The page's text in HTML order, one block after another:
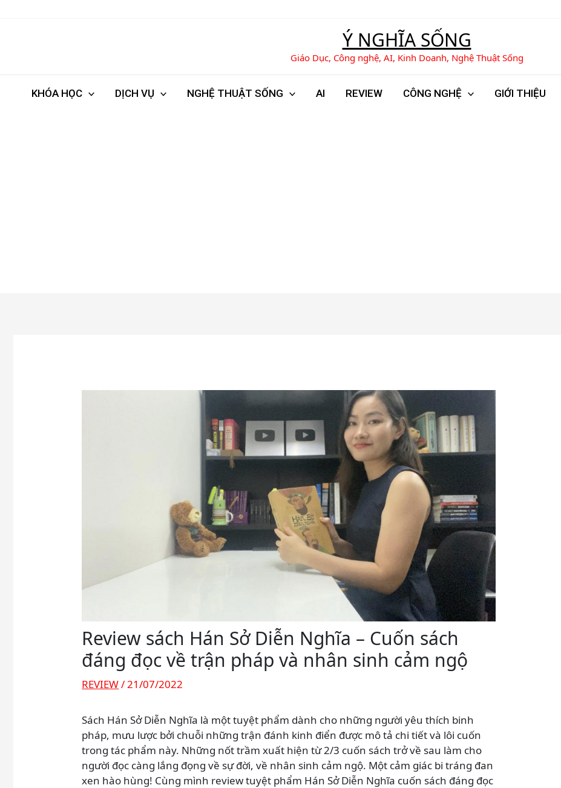
Ý NGHĨA SỐNG
Giáo Dục, Công nghệ, AI, Kinh Doanh, Nghệ Thuật Sống
KHÓA HỌC DỊCH VỤ NGHỆ THUẬT SỐNG AI REVIEW CÔNG NGHỆ GIỚI THIỆU
Review sách Hán Sở Diễn Nghĩa – Cuốn sách
đáng đọc về trận pháp và nhân sinh cảm ngộ
REVIEW/21/07/2022
Sách Hán Sở Diễn Nghĩa là một tuyệt phẩm dành cho những người yêu thích binh
pháp, mưu lược bởi chuỗi những trận đánh kinh điển được mô tả chi tiết và lôi cuốn
trong tác phẩm này. Những nốt trầm xuất hiện từ 2/3 cuốn sách trở về sau làm cho
người đọc càng lắng đọng về sự đời, về nhân sinh cảm ngộ. Một cảm giác bi tráng đan
xen hào hùng! Cùng mình review tuyệt phẩm Hán Sở Diễn Nghĩa cuốn sách đáng đọc